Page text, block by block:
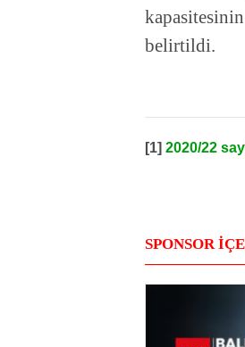
belirtildi.
[1] 2020/22
SPONSOR